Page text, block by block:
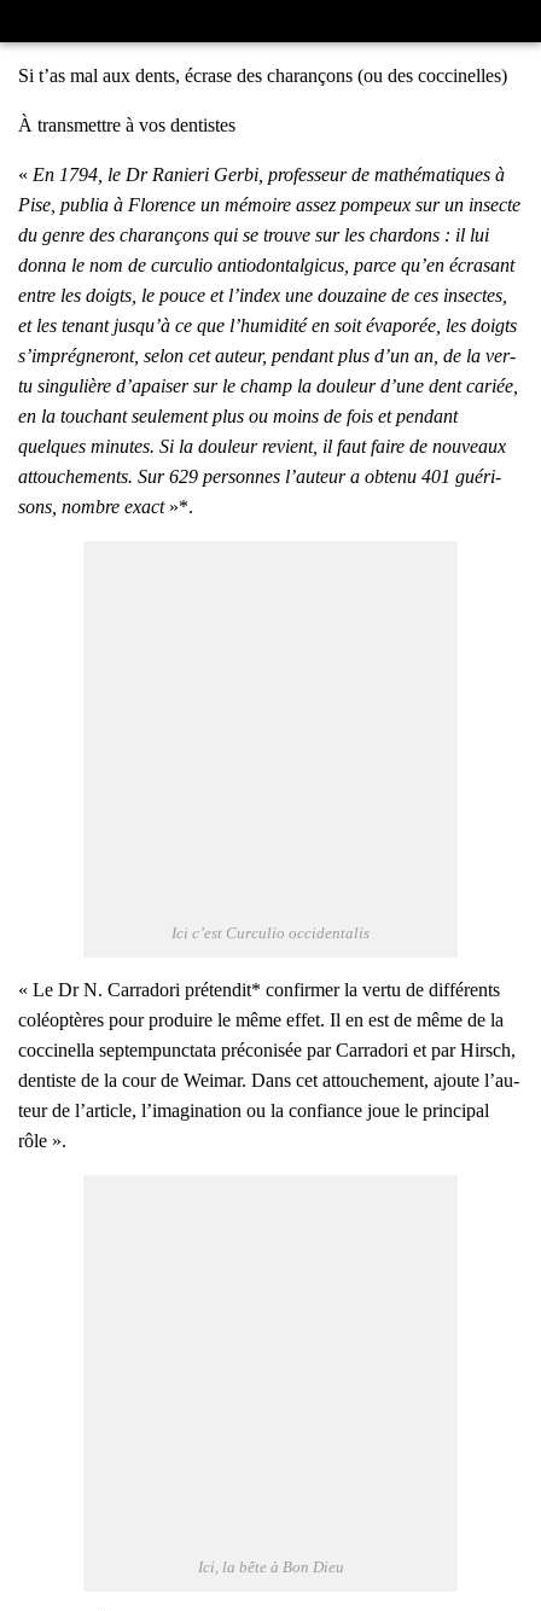
Si t’as mal aux dents, écrase des cha­ran­çons (ou des coc­ci­nelles)
À trans­mettre à vos den­tistes
« En 1794, le Dr Ranie­ri Ger­bi, pro­fes­seur de mathé­ma­tiques à
Pise, publia à Flo­rence un mémoire assez pom­peux sur un insecte
du genre des cha­ran­çons qui se trouve sur les char­dons : il lui
don­na le nom de cur­cu­lio antio­don­tal­gi­cus, parce qu’en écra­sant
entre les doigts, le pouce et l’in­dex une dou­zaine de ces insectes,
et les tenant jus­qu’à ce que l’hu­mi­di­té en soit éva­po­rée, les doigts
s’im­pré­gne­ront, selon cet auteur, pen­dant plus d’un an, de la ver­
tu sin­gu­lière d’a­pai­ser sur le champ la dou­leur d’une dent cariée,
en la tou­chant seule­ment plus ou moins de fois et pen­dant
quelques minutes. Si la dou­leur revient, il faut faire de nou­veaux
attou­che­ments. Sur 629 per­sonnes l’au­teur a obte­nu 401 gué­ri­
sons, nombre exact»*.
Ici c’est Cur­cu­lio occi­den­ta­lis
« Le Dr N. Car­ra­do­ri pré­ten­dit* confir­mer la ver­tu de dif­fé­rents
coléo­ptères pour pro­duire le même effet. Il en est de même de la
coc­ci­nel­la sep­tem­punc­ta­ta pré­co­ni­sée par Car­ra­do­ri et par Hirsch,
den­tiste de la cour de Wei­mar. Dans cet attou­che­ment, ajoute l’au­
teur de l’ar­ticle, l’i­ma­gi­na­tion ou la confiance joue le prin­ci­pal
rôle ».
Ici, la bête à Bon Dieu